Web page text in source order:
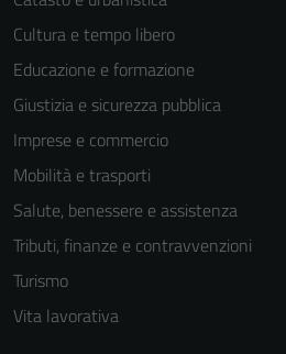
Cultura e tempo libero
Educazione e formazione
Giustizia e sicurezza pubblica
Imprese e commercio
Mobilità e trasporti
Salute, benessere e assistenza
Tributi, finanze e contravvenzioni
Turismo
Vita lavorativa